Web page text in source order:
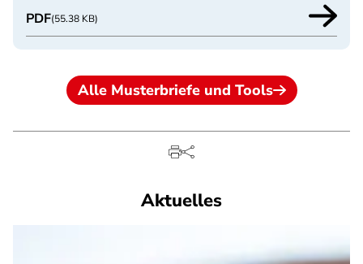
PDF(55.38 KB)
Alle Musterbriefe und Tools
Aktuelles